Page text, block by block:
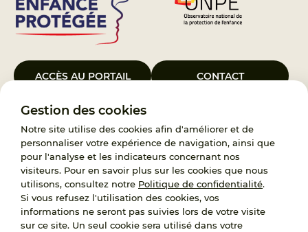
Gestion des cookies
Notre site utilise des cookies afin d'améliorer et de
personnaliser votre expérience de navigation, ainsi que
pour l'analyse et les indicateurs concernant nos
visiteurs. Pour en savoir plus sur les cookies que nous
utilisons, consultez notre Politique de confidentialité.
Si vous refusez l'utilisation des cookies, vos
informations ne seront pas suivies lors de votre visite
sur ce site. Un seul cookie sera utilisé dans votre
ACCÈS AU PORTAIL CONTACT
Le Groupement d’Intérêt Public France Enfance Protégée, créé le 5
janvier 2023, a pour objet d’assurer les missions de service public du
119, d’accompagnement des adoptants et de traitement des
demandes d’accès aux origines personnelles. France Enfance
Protégée est également un observatoire et une ressource pour
l’ensemble des professionnels, ainsi qu’un appui à l’élaboration de la
politique publique à travers le soutien à l’activité des conseils
nationaux.